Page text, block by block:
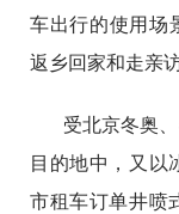
车出行的使用场
返乡回家和走亲
受北京冬奥
目的地中，又以
市租车订单井喷